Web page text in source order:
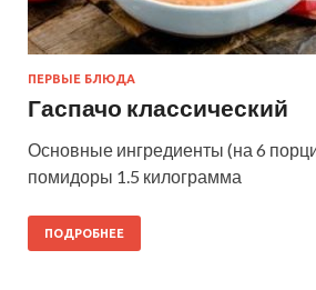
ПЕРВЫЕ БЛЮДА
Гаспачо классический
Основные ингредиенты (на 6
помидоры 1.5 килограмма
ПОДРОБНЕЕ